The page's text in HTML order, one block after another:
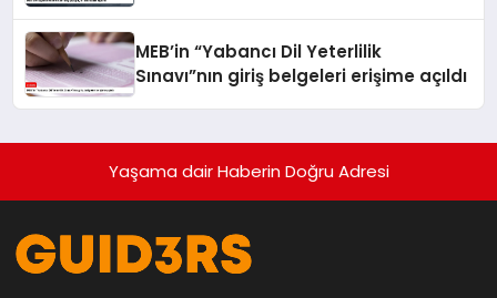
MEB’in “Yabancı Dil Yeterlilik
Sınavı”nın giriş belgeleri erişime açıldı
Yaşama dair Haberin Doğru Adresi